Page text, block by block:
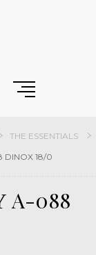
THE ESSENTIALS
18/0
A-088